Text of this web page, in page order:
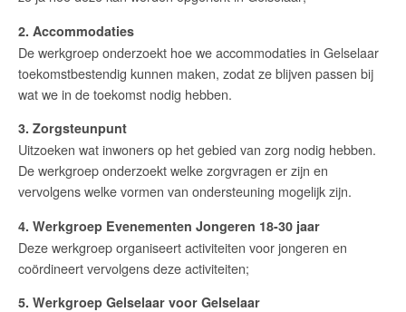
2. Accommodaties
De werkgroep onderzoekt hoe we accommodaties in Gelselaar
toekomstbestendig kunnen maken, zodat ze blijven passen bij
wat we in de toekomst nodig hebben.
3. Zorgsteunpunt
Uitzoeken wat inwoners op het gebied van zorg nodig hebben.
De werkgroep onderzoekt welke zorgvragen er zijn en
vervolgens welke vormen van ondersteuning mogelijk zijn.
4. Werkgroep Evenementen Jongeren 18-30 jaar
Deze werkgroep organiseert activiteiten voor jongeren en
coördineert vervolgens deze activiteiten;
5. Werkgroep Gelselaar voor Gelselaar